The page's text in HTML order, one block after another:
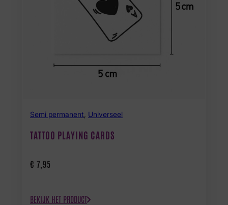
Semi permanent Universeel
TATTOO PLAYING CARDS
€ 7,95
BEKIJK HET PRODUCT